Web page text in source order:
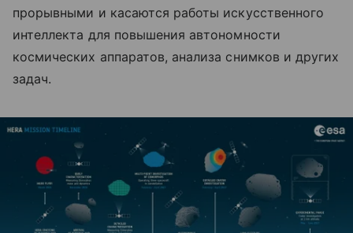
прорывными и касаются работы искусственного
интеллекта для повышения автономности
космических аппаратов, анализа снимков и других
задач.